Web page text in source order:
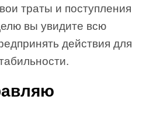
траты и поступления
вы увидите всю
действия для